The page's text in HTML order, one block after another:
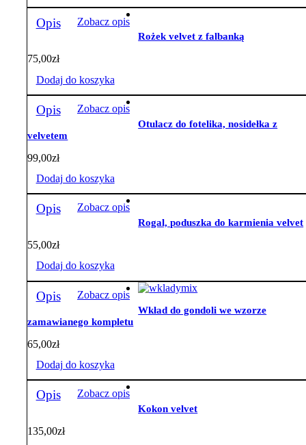
Opis Zobacz opis
Rożek velvet z falbanką
75,00zł
Dodaj do koszyka
Opis Zobacz opis
Otulacz do fotelika, nosidełka z
velvetem
99,00zł
Dodaj do koszyka
Opis Zobacz opis
Rogal, poduszka do karmienia velvet
55,00zł
Dodaj do koszyka
Opis Zobacz opis
Wkład do gondoli we wzorze
zamawianego kompletu
65,00zł
Dodaj do koszyka
Opis Zobacz opis
Kokon velvet
135,00zł